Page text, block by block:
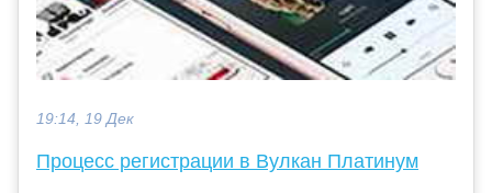
19:14, 19 Дек
Процесс регистрации в Вулкан Платинум